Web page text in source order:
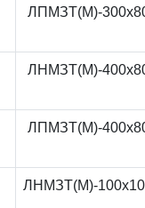
ЛПМЗТ(М)-
ЛНМЗТ(М)-
ЛПМЗТ(М)-
ЛНМЗТ(М)-